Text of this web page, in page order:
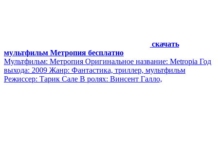
скачать
мультфильм Метропия бесплатно
Мультфильм: Метропия Оригинальное название: Metropia Год
выхода: 2009 Жанр: Фантастика, триллер, мультфильм
Режиссер: Тарик Сале В ролях: Винсент Галло,